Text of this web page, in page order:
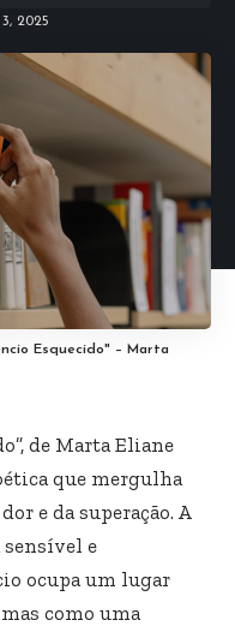
2025
Esquecido" – Marta
de Marta Eliane
que mergulha
e da superação. A
e
ocupa um lugar
como uma